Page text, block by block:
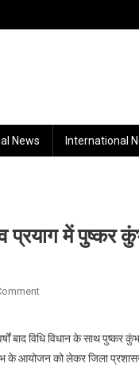
News International
प्रयाग में पुष्कर
On
बाद
माणा
बाद विधि विधान के साथ
के आयोजन को लेकर जिला